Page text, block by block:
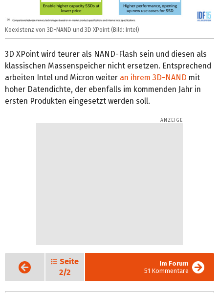
Koexistenz von 3D-NAND und 3D XPoint (Bild: Intel)
3D XPoint wird teurer als NAND-Flash sein und diesen als
klassischen Massenspeicher nicht ersetzen. Entsprechend
arbeiten Intel und Micron weiter an ihrem 3D-NAND mit
hoher Datendichte, der ebenfalls im kommenden Jahr in
ersten Produkten eingesetzt werden soll.
Vorige
Seite
Seite
2/2
Im Forum
51 Kommentare